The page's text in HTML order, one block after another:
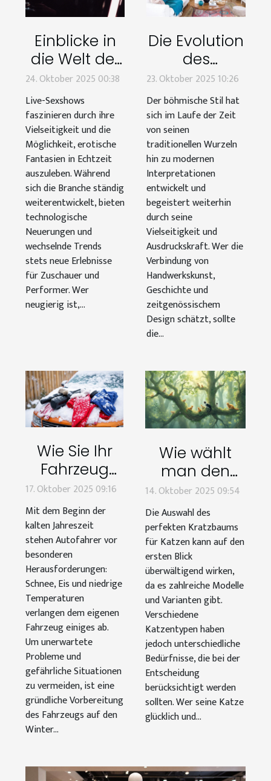
Einblicke in
die Welt der
Live-
Sexshows:
Trends und
Tipps
24. Oktober 2025 00:38
Live-Sexshows
faszinieren durch ihre
Vielseitigkeit und die
Möglichkeit, erotische
Fantasien in Echtzeit
auszuleben. Während
sich die Branche ständig
weiterentwickelt, bieten
technologische
Neuerungen und
wechselnde Trends
stets neue Erlebnisse
für Zuschauer und
Performer. Wer
neugierig ist,...
Die Evolution
des
böhmischen
Stils: Von
traditionell
bis modern
23. Oktober 2025 10:26
Der böhmische Stil hat
sich im Laufe der Zeit
von seinen
traditionellen Wurzeln
hin zu modernen
Interpretationen
entwickelt und
begeistert weiterhin
durch seine
Vielseitigkeit und
Ausdruckskraft. Wer die
Verbindung von
Handwerkskunst,
Geschichte und
zeitgenössischem
Design schätzt, sollte
die...
Wie Sie Ihr
Fahrzeug
optimal für
den Winter
vorbereiten
17. Oktober 2025 09:16
Mit dem Beginn der
kalten Jahreszeit
stehen Autofahrer vor
besonderen
Herausforderungen:
Schnee, Eis und niedrige
Temperaturen
verlangen dem eigenen
Fahrzeug einiges ab.
Um unerwartete
Probleme und
gefährliche Situationen
zu vermeiden, ist eine
gründliche Vorbereitung
des Fahrzeugs auf den
Winter...
Wie wählt
man den
perfekten
Kratzbaum
für
verschiedene
Katzentypen?
14. Oktober 2025 09:54
Die Auswahl des
perfekten Kratzbaums
für Katzen kann auf den
ersten Blick
überwältigend wirken,
da es zahlreiche Modelle
und Varianten gibt.
Verschiedene
Katzentypen haben
jedoch unterschiedliche
Bedürfnisse, die bei der
Entscheidung
berücksichtigt werden
sollten. Wer seine Katze
glücklich und...